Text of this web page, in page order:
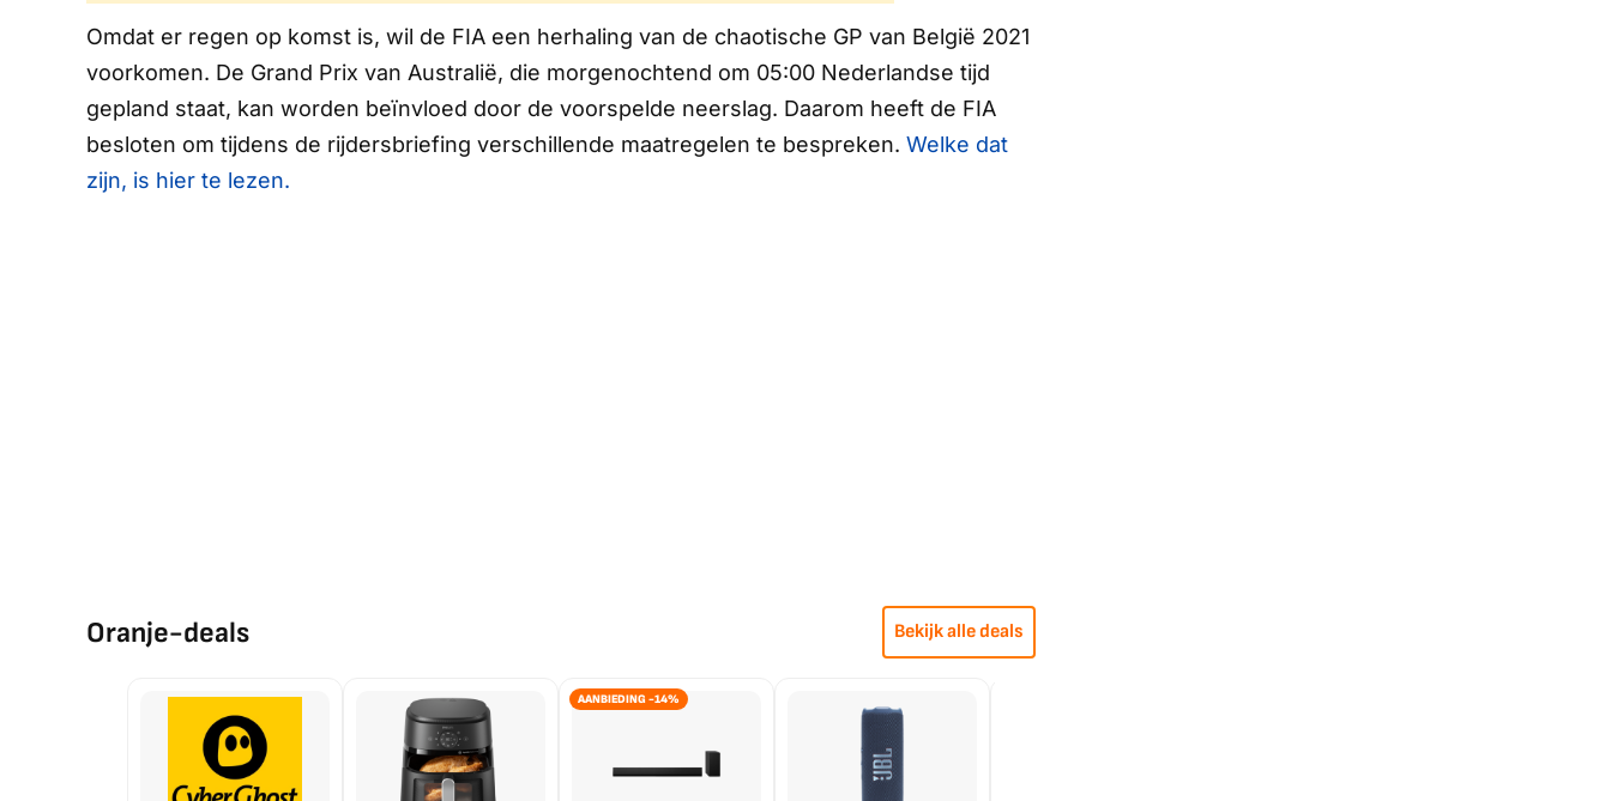
Omdat er regen op komst is, wil de FIA een herhaling van de chaotische GP van België 2021
voorkomen. De Grand Prix van Australië, die morgenochtend om 05:00 Nederlandse tijd
gepland staat, kan worden beïnvloed door de voorspelde neerslag. Daarom heeft de FIA
besloten om tijdens de rijdersbriefing verschillende maatregelen te bespreken. Welke dat
zijn, is hier te lezen.
Oranje-deals Bekijk alle deals
AANBIEDING -14%